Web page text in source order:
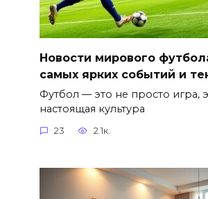
Новости мирового
самых ярких событий и
Футбол — это не просто игра,
настоящая культура
23 2.1к.